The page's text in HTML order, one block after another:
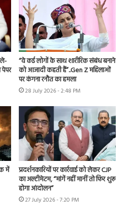
पेपर
“वे कई लोगों के साथ शारीरिक संबंध बनाने
को आजादी कहती हैं”..Gen Z महिलाओं
पर कंगना रनौत का हमला
28 July 2026 - 2:48 PM
में
प्रदर्शनकारियों पर कार्रवाई को लेकर CJP
का अल्टीमेटम, “मांगें नहीं मानीं तो फिर शुरू
होगा आंदोलन”
27 July 2026 - 7:20 PM